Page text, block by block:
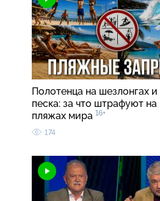
Полотенца на шезлонгах и
песка: за что штрафуют на
пляжах мира 16+
174